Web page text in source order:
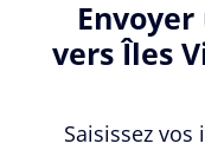
vers Îles
Saisissez